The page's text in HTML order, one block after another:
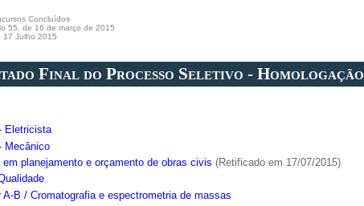
Concluídos
55, de 16 de março de 2015
17 Julho 2015
Final do Processo Seletivo - Homologação
Eletricista
Mecânico
planejamento e orçamento de obras civis (Retificado em 17/07/2015)
A-B / Cromatografia e espectrometria de massas